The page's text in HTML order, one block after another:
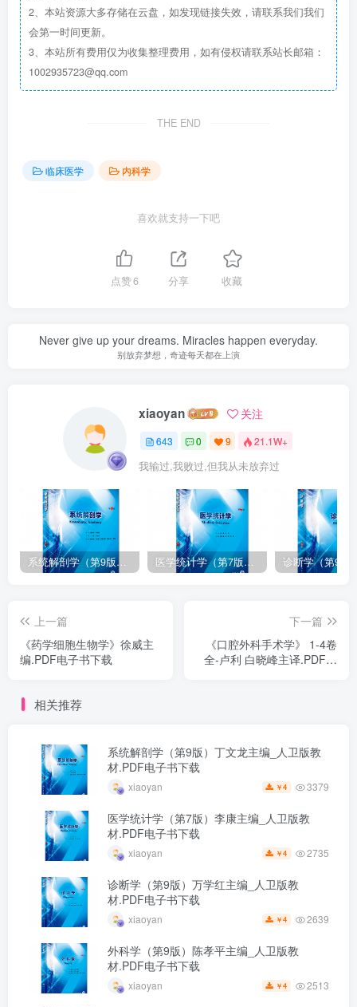
2、本站资源大多存储在云盘，如发现链接失效，请联系我们我们
会第一时间更新。
3、本站所有费用仅为收集整理费用，如有侵权请联系站长邮箱：
1002935723@qq.com
THE END
临床医学 内科学
喜欢就支持一下吧
点赞6 分享 收藏
Never give up your dreams. Miracles happen everyday.
别放弃梦想，奇迹每天都在上演
xiaoyan 关注
643 0 9 21.1W+
我输过,我败过,但我从未放弃过
系统解剖学（第9版）丁文龙主编_人卫版教材.PDF电子书下载 医学统计学（第7版）李康主编_人卫版教材.PDF电子书下载
上一篇
《药学细胞生物学》徐威主
编.PDF电子书下载
下一篇
《口腔外科手术学》 1-4卷
全-卢利 白晓峰主译.PDF电
相关推荐
系统解剖学（第9版）丁文龙主编_人卫版教
材.PDF电子书下载
xiaoyan ￥4 3379
医学统计学（第7版）李康主编_人卫版教
材.PDF电子书下载
xiaoyan ￥4 2735
诊断学（第9版）万学红主编_人卫版教
材.PDF电子书下载
xiaoyan ￥4 2639
外科学（第9版）陈孝平主编_人卫版教
材.PDF电子书下载
xiaoyan ￥4 2513